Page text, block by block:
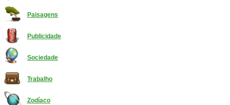
Paisagens
Publicidade
Sociedade
Trabalho
Zodíaco